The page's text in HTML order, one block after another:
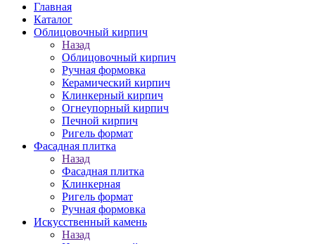
Главная
Каталог
Облицовочный кирпич
Назад
Облицовочный кирпич
Ручная формовка
Керамический кирпич
Клинкерный кирпич
Огнеупорный кирпич
Печной кирпич
Ригель формат
Фасадная плитка
Назад
Фасадная плитка
Клинкерная
Ригель формат
Ручная формовка
Искусственный камень
Назад